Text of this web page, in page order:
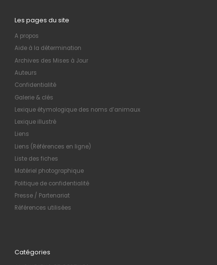
Les pages du site
A propos
Aide à la détermination
Archives des Mises à Jour
Auteurs
Confidentialité
Galerie & clés
Lexique étymologique des noms d’animaux
Lexique illustré
Liens
Liens (Références en ligne)
Liste des fiches
Matériel photographique
Politique de confidentialité
Presse / Partenariat
Références utilisées
Catégories